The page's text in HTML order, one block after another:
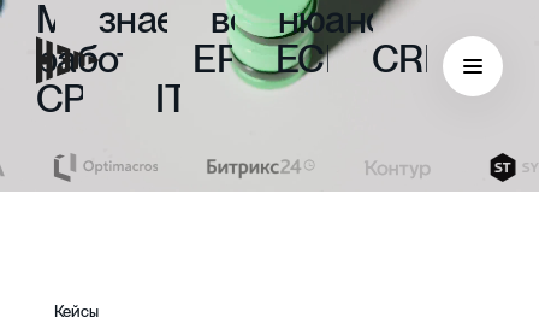
Мы знаем все нюансы
работы
ERP,ECM, CRM,
CPM
ITIL
Кейсы